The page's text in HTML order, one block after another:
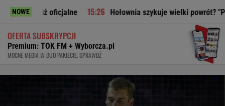
NOWE Hołownia szykuje wielki powrót? "Planują
OFERTA SUBSKRYPCJI
Premium: TOK FM + Wyborcza.pl
MOCNE MEDIA W DUO PAKIECIE. SPRAWDŹ